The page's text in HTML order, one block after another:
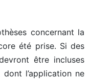
concernant la
été prise. Si des
être incluses
l’application ne